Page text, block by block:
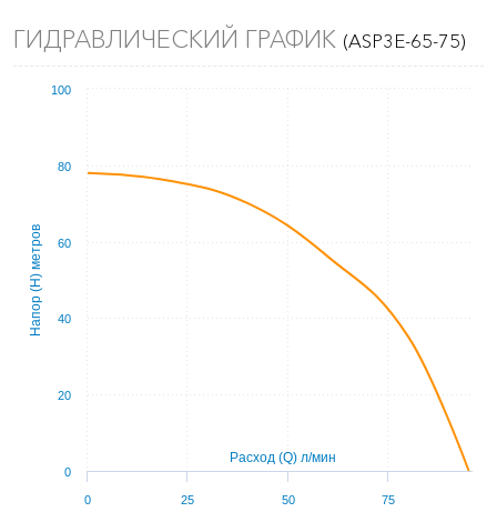
ГИДРАВЛИЧЕСКИЙ ГРАФИК (ASP3E-65-75)
Расход (Q) л/мин
Напор (Н) метров
0 25 50 75
0
20
40
60
80
100